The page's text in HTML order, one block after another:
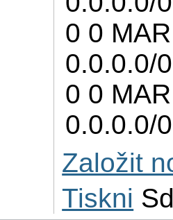
0 0
0.0.0.0/
0 0
0.0.0.0/
Založit
Tiskni